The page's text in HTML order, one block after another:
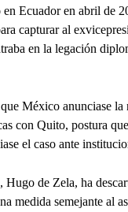
Ecuador en abril de
capturar al
en la legación
México anunciase la
con Quito, postura
el caso ante
Hugo de Zela, ha
medida semejante al